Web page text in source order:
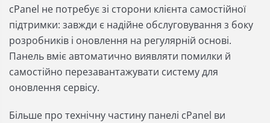
cPanel не потребує зі сторони клієнта самостійної
підтримки: завжди є надійне обслуговування з боку
розробників і оновлення на регулярній основі.
Панель вміє автоматично виявляти помилки й
самостійно перезавантажувати систему для
оновлення сервісу.
Більше про технічну частину панелі cPanel ви